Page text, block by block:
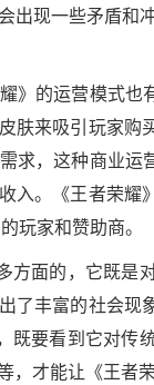
出现一些矛盾和
》的运营模式也
肤来吸引玩家购
求，这种商业运
入。《王者荣
玩家和赞助商。
方面的，它既
了丰富的社会现
既要看到它对
，才能让《王者